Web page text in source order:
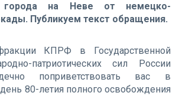
города на Неве от немецко-
Публикуем текст обращения.
КПРФ в Государственной
патриотических сил России
поприветствовать вас в
80-летия полного освобождения